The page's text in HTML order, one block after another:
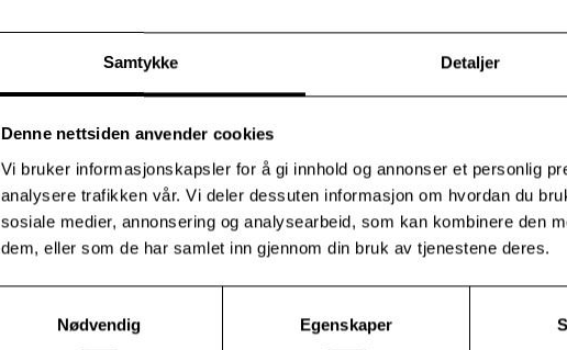
Samtykke Detaljer
Denne nettsiden anvender cookies
Vi bruker informasjonskapsler for å gi innhold og annonser et personlig
analysere trafikken vår. Vi deler dessuten informasjon om hvordan du
sosiale medier, annonsering og analysearbeid, som kan kombinere den
dem, eller som de har samlet inn gjennom din bruk av tjenestene deres.
Nødvendig
Egenskaper
Etter korøvelsen inviteres alle til enkel servering i Café
en grunnpilar i enhver korøvelse.
Festsalkoret er muliggjort med støtte fra
Modum Bad
Modum Bad har lange tradisjoner for å løfte fram kultur